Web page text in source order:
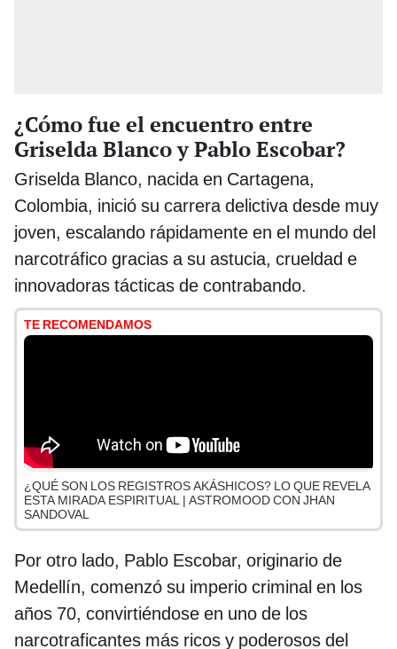
¿Cómo fue el encuentro entre
Griselda Blanco y Pablo Escobar?
Griselda Blanco, nacida en Cartagena,
Colombia, inició su carrera delictiva desde muy
joven, escalando rápidamente en el mundo del
narcotráfico gracias a su astucia, crueldad e
innovadoras tácticas de contrabando.
TE RECOMENDAMOS
¿QUÉ SON LOS REGISTROS AKÁSHICOS? LO QUE REVELA
ESTA MIRADA ESPIRITUAL | ASTROMOOD CON JHAN
SANDOVAL
Por otro lado, Pablo Escobar, originario de
Medellín, comenzó su imperio criminal en los
años 70, convirtiéndose en uno de los
narcotraficantes más ricos y poderosos del